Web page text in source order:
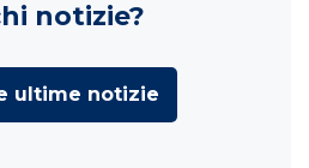
notizie?
ultime notizie